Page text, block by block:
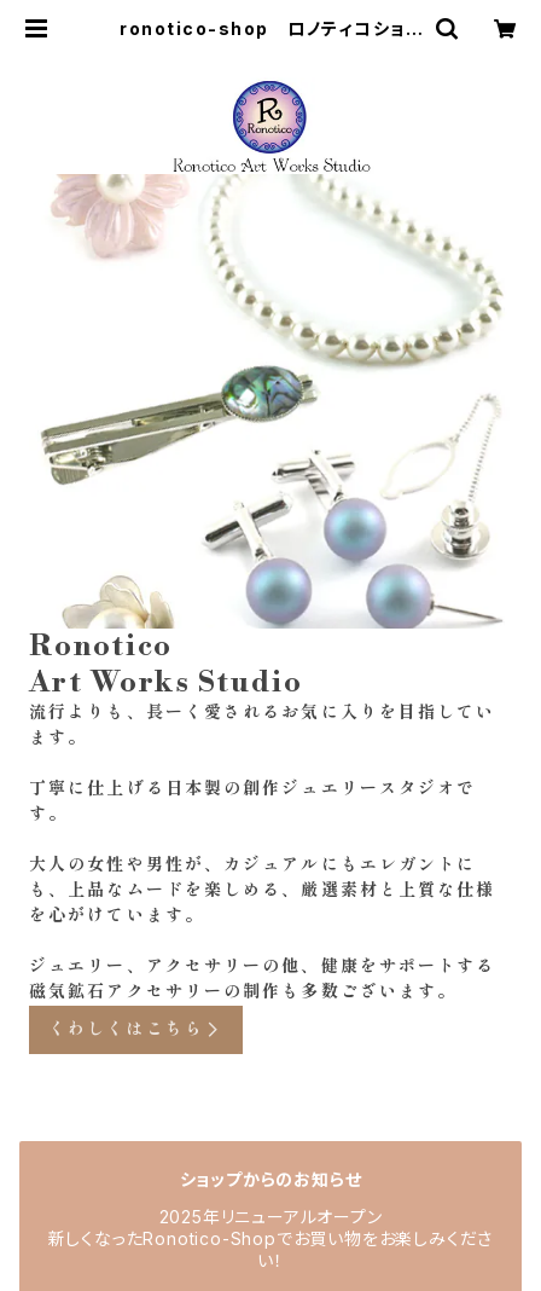
ronotico-shop ロノティコショッ
Ronotico
Art Works Studio
流行よりも、長ーく愛されるお気に入りを目指してい
ます。
丁寧に仕上げる日本製の創作ジュエリースタジオで
す。
大人の女性や男性が、カジュアルにもエレガントに
も、上品なムードを楽しめる、厳選素材と上質な仕様
を心がけています。
ジュエリー、アクセサリーの他、健康をサポートする
磁気鉱石アクセサリーの制作も多数ございます。
くわしくはこちら
ショップからのお知らせ
2025年リニューアルオープン
新しくなったRonotico-Shopでお買い物をお楽しみくださ
い！